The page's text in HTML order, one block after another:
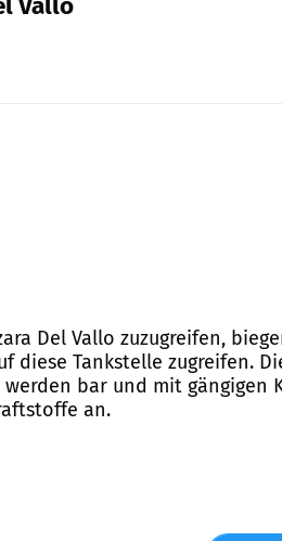
Vallo
Del Vallo zuzugreifen,
diese Tankstelle zugreifen.
bar und mit
an.